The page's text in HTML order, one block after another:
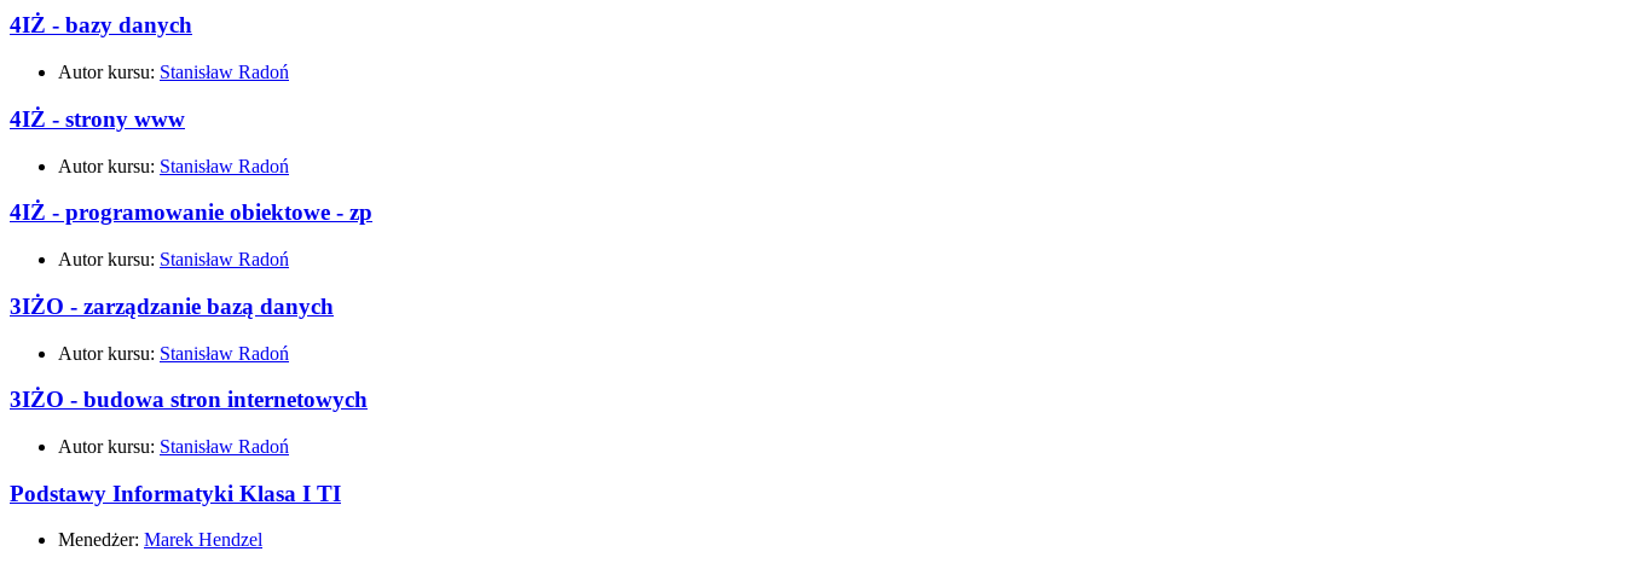
4IŻ - bazy danych
Autor kursu: Stanisław Radoń
4IŻ - strony www
Autor kursu: Stanisław Radoń
4IŻ - programowanie obiektowe - zp
Autor kursu: Stanisław Radoń
3IŻO - zarządzanie bazą danych
Autor kursu: Stanisław Radoń
3IŻO - budowa stron internetowych
Autor kursu: Stanisław Radoń
Podstawy Informatyki Klasa I TI
Menedżer: Marek Hendzel